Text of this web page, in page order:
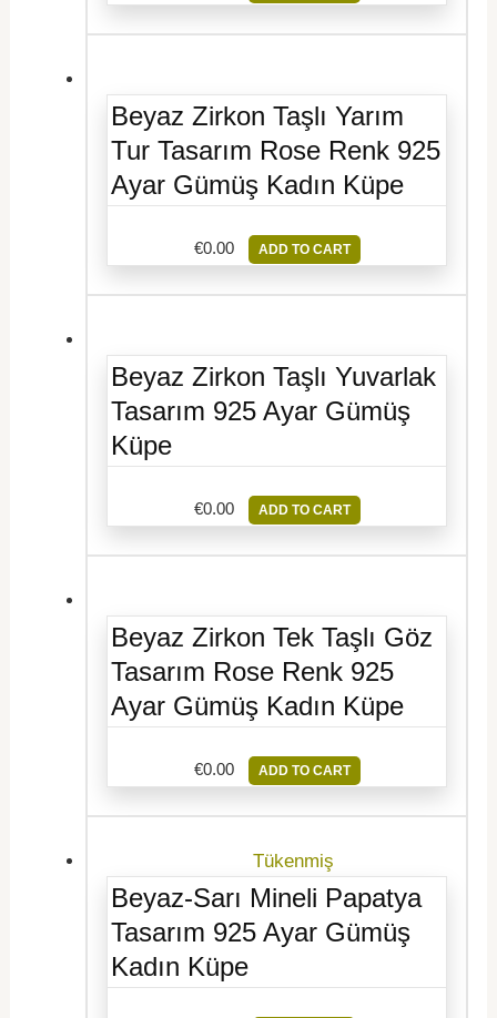
Beyaz Zirkon Taşlı Yarım
Tur Tasarım Rose Renk 925
Ayar Gümüş Kadın Küpe
€0.00 ADD TO CART
Beyaz Zirkon Taşlı Yuvarlak
Tasarım 925 Ayar Gümüş
Küpe
€0.00 ADD TO CART
Beyaz Zirkon Tek Taşlı Göz
Tasarım Rose Renk 925
Ayar Gümüş Kadın Küpe
€0.00 ADD TO CART
Tükenmiş
Beyaz-Sarı Mineli Papatya
Tasarım 925 Ayar Gümüş
Kadın Küpe